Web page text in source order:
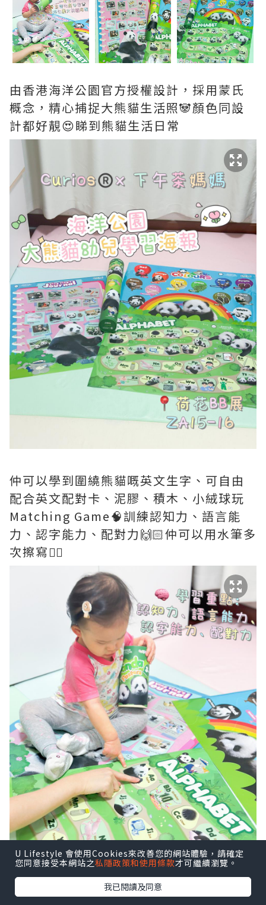
由香港海洋公園官方授權設計，採用蒙氏
概念，精心捕捉大熊貓生活照🐼顏色同設
計都好靚😍睇到熊貓生活日常
仲可以學到圍繞熊貓嘅英文生字、可自由
配合英文配對卡、泥膠、積木、小絨球玩
Matching Game🧠訓練認知力、語言能
力、認字能力、配對力🙌🏻仲可以用水筆多
次擦寫✍🏻
U Lifestyle 會使用Cookies來改善您的網站體驗，請確定
您同意接受本網站之私隱政策和使用條款才可繼續瀏覽。
我已閱讀及同意